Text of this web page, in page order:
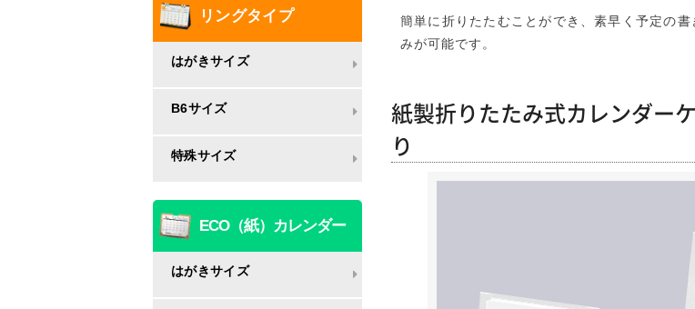
リングタイプ
はがきサイズ
B6サイズ
特殊サイズ
ECO（紙）カレンダー
はがきサイズ
簡単に折りたたむことができ、素早く予定の書
みが可能です。
紙製折りたたみ式カレンダー
り